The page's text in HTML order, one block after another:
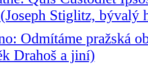
Stiglitz, bývalý
Odmítáme pražská
Drahoš a jiní)